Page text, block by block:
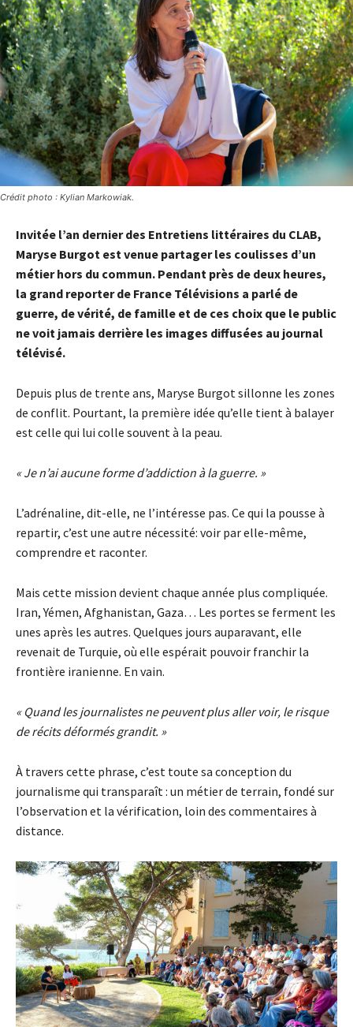
Crédit photo : Kylian Markowiak.
Invitée l’an dernier des Entretiens littéraires du CLAB,
Maryse Burgot est venue partager les coulisses d’un
métier hors du commun. Pendant près de deux heures,
la grand reporter de France Télévisions a parlé de
guerre, de vérité, de famille et de ces choix que le public
ne voit jamais derrière les images diffusées au journal
télévisé.
Depuis plus de trente ans, Maryse Burgot sillonne les zones
de conflit. Pourtant, la première idée qu’elle tient à balayer
est celle qui lui colle souvent à la peau.
« Je n’ai aucune forme d’addiction à la guerre. »
L’adrénaline, dit-elle, ne l’intéresse pas. Ce qui la pousse à
repartir, c’est une autre nécessité: voir par elle-même,
comprendre et raconter.
Mais cette mission devient chaque année plus compliquée.
Iran, Yémen, Afghanistan, Gaza… Les portes se ferment les
unes après les autres. Quelques jours auparavant, elle
revenait de Turquie, où elle espérait pouvoir franchir la
frontière iranienne. En vain.
« Quand les journalistes ne peuvent plus aller voir, le risque
de récits déformés grandit. »
À travers cette phrase, c’est toute sa conception du
journalisme qui transparaît : un métier de terrain, fondé sur
l’observation et la vérification, loin des commentaires à
distance.